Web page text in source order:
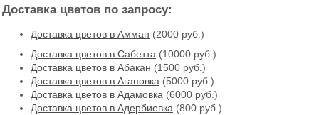
Доставка цветов по запросу:
Доставка цветов в Амман (2000 руб.)
Доставка цветов в Cабетта (10000 руб.)
Доставка цветов в Абакан (1500 руб.)
Доставка цветов в Агаповка (5000 руб.)
Доставка цветов в Адамовка (6000 руб.)
Доставка цветов в Адербиевка (800 руб.)